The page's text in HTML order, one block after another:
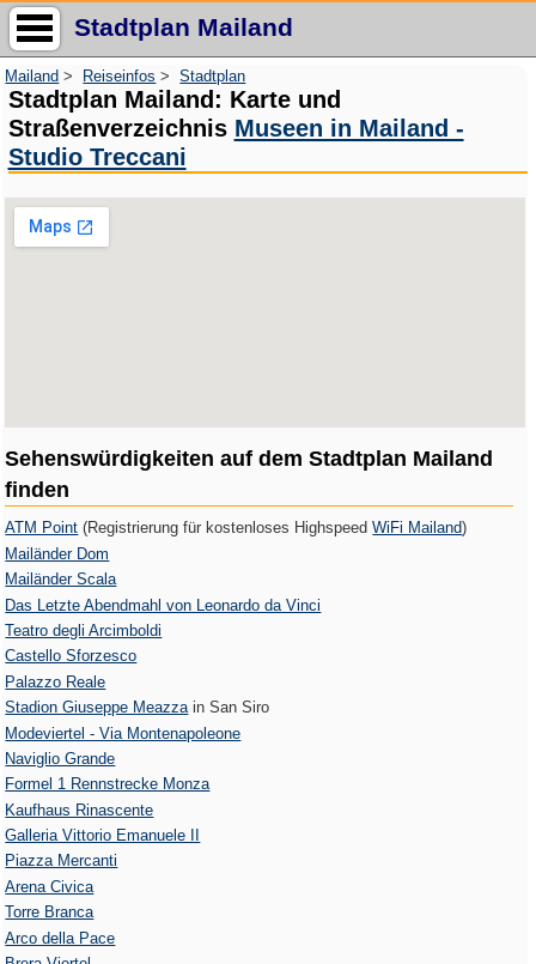
Stadtplan Mailand
Mailand > Reiseinfos >Stadtplan
Stadtplan Mailand: Karte und
Straßenverzeichnis Museen in Mailand -
Studio Treccani
Sehenswürdigkeiten auf dem Stadtplan Mailand
finden
ATM Point (Registrierung für kostenloses HighspeedWiFi Mailand)
Mailänder Dom
Mailänder Scala
Das Letzte Abendmahl von Leonardo da Vinci
Teatro degli Arcimboldi
Castello Sforzesco
Palazzo Reale
Stadion Giuseppe Meazzain San Siro
Modeviertel - Via Montenapoleone
Naviglio Grande
Formel 1 Rennstrecke Monza
Kaufhaus Rinascente
Galleria Vittorio Emanuele II
Piazza Mercanti
Arena Civica
Torre Branca
Arco della Pace